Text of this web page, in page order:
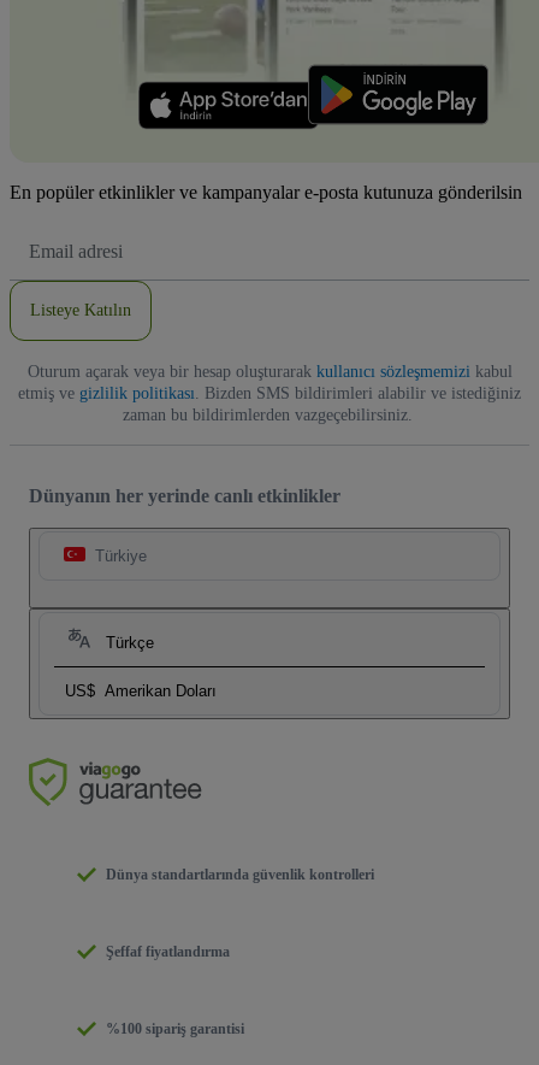
En popüler etkinlikler ve kampanyalar e-posta kutunuza gönderilsin
posta
Listeye Katılın
Oturum açarak veya bir hesap oluşturarak kullanıcı sözleşmemizikabul
etmiş ve gizlilik politikası. Bizden SMS bildirimleri alabilir ve istediğiniz
zaman bu bildirimlerden vazgeçebilirsiniz.
Dünyanın her yerinde canlı etkinlikler
Türkiye
Türkçe
US$ Amerikan Doları
Dünya standartlarında güvenlik kontrolleri
Şeffaf fiyatlandırma
%100 sipariş garantisi